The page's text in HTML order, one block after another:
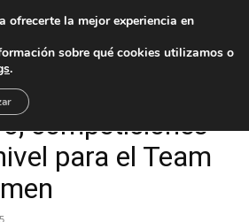
competiciones
para el Team
ofrecerte la mejor experiencia en
sobre qué cookies utilizamos o
.